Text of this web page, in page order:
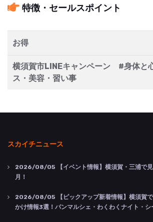
特徴・セールスポイント
お得
横須賀市LINEキャンペーン #身体と
ス・美容・習い事
スカイチニュース
2026/08/05 【イベント情報】横須賀・三浦で
月！
2026/08/05 【ピックアップ新着情報】横須賀
かけ情報3選！パンマルシェ・わくわくナイト・シ